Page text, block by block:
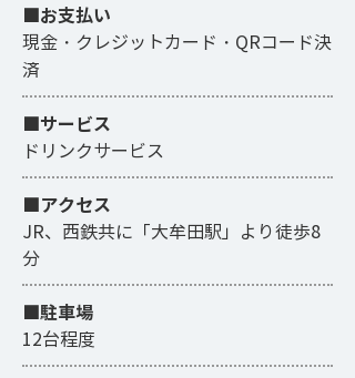
■お支払い
現金・クレジットカード・QRコード決
済
■サービス
ドリンクサービス
​■アクセス
JR、西鉄共に「大牟田駅」より徒歩8
分
■駐車場
12台程度